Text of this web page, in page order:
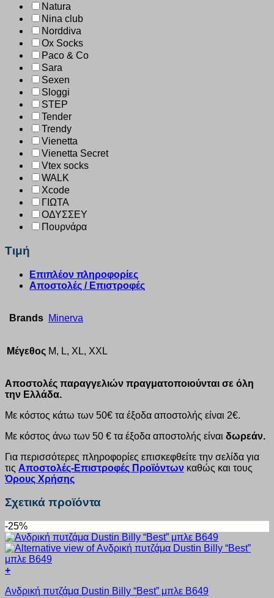
Natura
Nina club
Norddiva
Ox Socks
Paco & Co
Sara
Sexen
Sloggi
STEP
Tender
Trendy
Vienetta
Vienetta Secret
Vtex socks
WALK
Xcode
ΓΙΩΤΑ
ΟΔΥΣΣΕΥ
Πουρνάρα
Τιμή
Επιπλέον πληροφορίες
Αποστολές / Επιστροφές
Brands Minerva
Μέγεθος M, L, XL, XXL
Αποστολές παραγγελιών πραγματοποιούνται σε όλη
την Ελλάδα.
Με κόστος κάτω των 50€ τα έξοδα αποστολής είναι 2€.
Με κόστος άνω των 50 € τα έξοδα αποστολής είναι δωρεάν.
Για περισσότερες πληροφορίες επισκεφθείτε την σελίδα για
τις Αποστολές-Επιστροφές Προϊόντων καθώς και τους
Όρους Χρήσης
Σχετικά προϊόντα
-25%
+
το
Ανδρική πυτζάμα Dustin Billy “Best” μπλε B649